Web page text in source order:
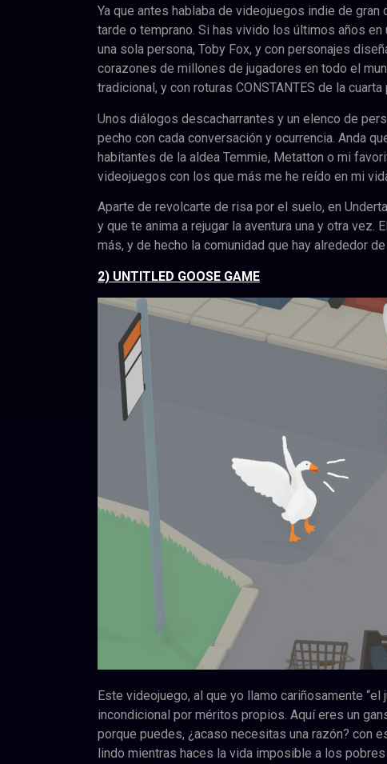
Ya que antes hablaba de videojuegos indie de
tarde o temprano. Si has vivido los últimos años
una sola persona, Toby Fox, y con personajes
corazones de millones de jugadores en todo el
tradicional, y con roturas CONSTANTES de la
Unos diálogos descacharrantes y un elenco de
pecho con cada conversación y ocurrencia. Anda
habitantes de la aldea Temmie, Metatton o mi
videojuegos con los que más me he reído en mi
Aparte de revolcarte de risa por el suelo, en
y que te anima a rejugar la aventura una y otra
más, y de hecho la comunidad que hay alrededor
2) UNTITLED GOOSE GAME
Este videojuego, al que yo llamo cariñosamente
incondicional por méritos propios. Aquí eres un
porque puedes, ¿acaso necesitas una razón? con
lindo mientras haces la vida imposible a los